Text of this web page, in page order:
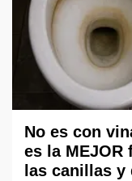
No es con
es la MEJOR
las canillas